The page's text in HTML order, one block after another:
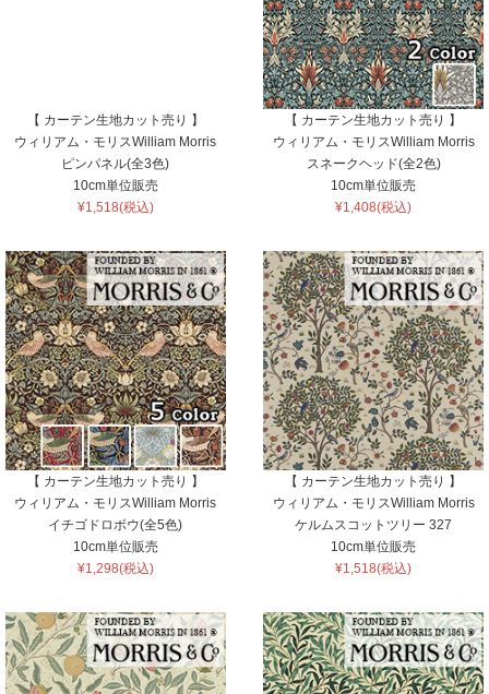
【 カーテン生地カット売り 】
ウィリアム・モリスWilliam Morris
ピンパネル(全3色)
10cm単位販売
¥1,518(税込)
【 カーテン生地カット売り 】
ウィリアム・モリスWilliam Morris
スネークヘッド(全2色)
10cm単位販売
¥1,408(税込)
【 カーテン生地カット売り 】
ウィリアム・モリスWilliam Morris
イチゴドロボウ(全5色)
10cm単位販売
¥1,298(税込)
【 カーテン生地カット売り 】
ウィリアム・モリスWilliam Morris
ケルムスコットツリー 327
10cm単位販売
¥1,518(税込)